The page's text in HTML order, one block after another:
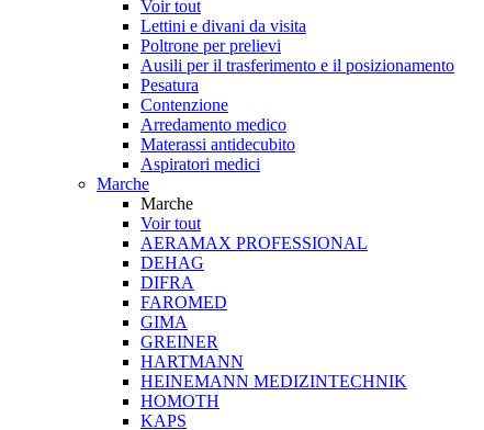
Voir tout
Lettini e divani da visita
Poltrone per prelievi
Ausili per il trasferimento e il posizionamento
Pesatura
Contenzione
Arredamento medico
Materassi antidecubito
Aspiratori medici
Marche
Marche
Voir tout
AERAMAX PROFESSIONAL
DEHAG
DIFRA
FAROMED
GIMA
GREINER
HARTMANN
HEINEMANN MEDIZINTECHNIK
HOMOTH
KAPS